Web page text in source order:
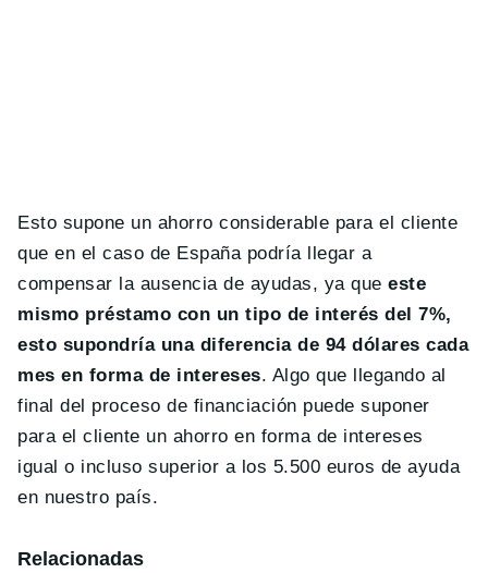
Esto supone un ahorro considerable para el cliente
que en el caso de España podría llegar a
compensar la ausencia de ayudas, ya queeste
mismo préstamo con un tipo de interés del 7%,
esto supondría una diferencia de 94 dólares cada
mes en forma de intereses. Algo que llegando al
final del proceso de financiación puede suponer
para el cliente un ahorro en forma de intereses
igual o incluso superior a los 5.500 euros de ayuda
en nuestro país.
Relacionadas